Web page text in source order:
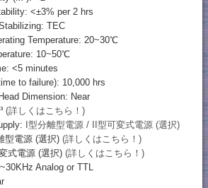
<±3% per 2 hrs
TEC
Temperature: 20~30℃
10~50℃
<5 minutes
to failure): 10,000 hrs
Dimension: Near
(詳しくはこちら！)
I型分離型電源 / II型可変式電源 (選択)
型電源 (選択) (詳しくはこちら！)
式電源 (選択) (詳しくはこちら！)
Analog or TTL